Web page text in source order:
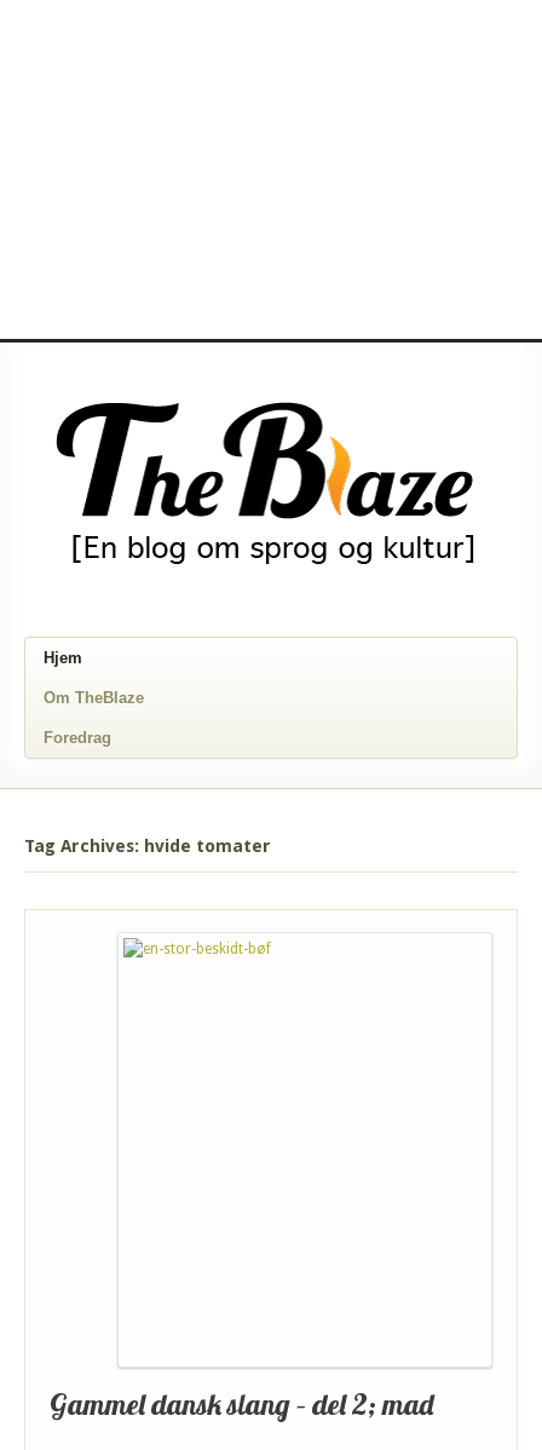
Hjem
Om TheBlaze
Foredrag
Tag Archives: hvide tomater
Gammel dansk slang – del 2; mad